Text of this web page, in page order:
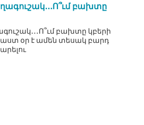
բախտը
բախտը կբերի
օր է ամեն տեսակ բարդ